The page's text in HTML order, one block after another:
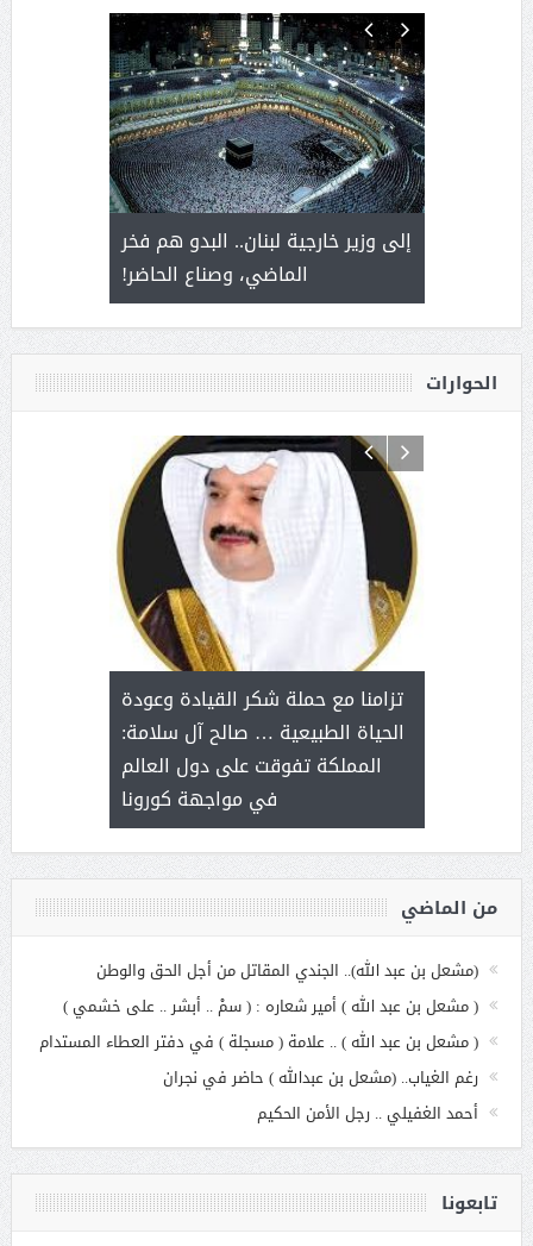
سلمان
إلى وزير خارجية لبنان.. البدو هم فخر
الماضي، وصناع الحاضر!
يحمل
من عشق
الحوارات
مع
بنت
تزامنا مع حملة شكر القيادة وعودة
الحياة الطبيعية … صالح آل سلامة:
المملكة تفوقت على دول العالم
في مواجهة كورونا
آل شرمه:
على برامج
هي أساس
من الماضي
(مشعل بن عبد الله).. الجندي المقاتل من أجل الحق والوطن
( مشعل بن عبد الله ) أمير شعاره : ( سمْ .. أبشر .. على خشمي )
( مشعل بن عبد الله ) .. علامة ( مسجلة ) في دفتر العطاء المستدام
رغم الغياب.. (مشعل بن عبدالله ) حاضر في نجران
أحمد الغفيلي .. رجل الأمن الحكيم
تابعونا